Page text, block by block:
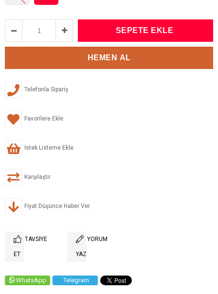
Telefonla Sipariş
Favorilere Ekle
İstek Listeme Ekle
Karşılaştır
Fiyat Düşünce Haber Ver
TAVSIYE
ET
YORUM
YAZ
WhatsApp Telegram